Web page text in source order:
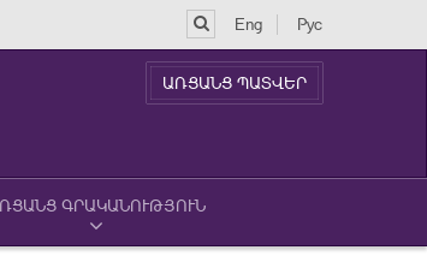
Eng Рус
ԱՌՑԱՆՑ ՊԱՏՎԵՐ
ԳՐԱԿԱՆՈՒԹՅՈՒՆ